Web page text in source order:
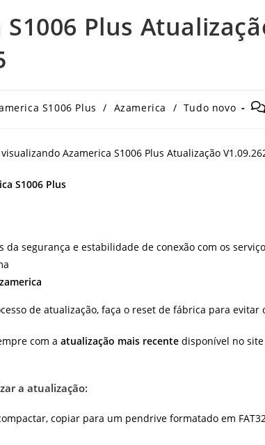
Plus
S1006 Plus / Azamerica / Tudo novo
S1006 Plus
da segurança e estabilidade de conexão com os
de atualização, faça o reset de fábrica para
com a atualização mais recente disponível no site
a atualização:
copiar para um pendrive formatado em